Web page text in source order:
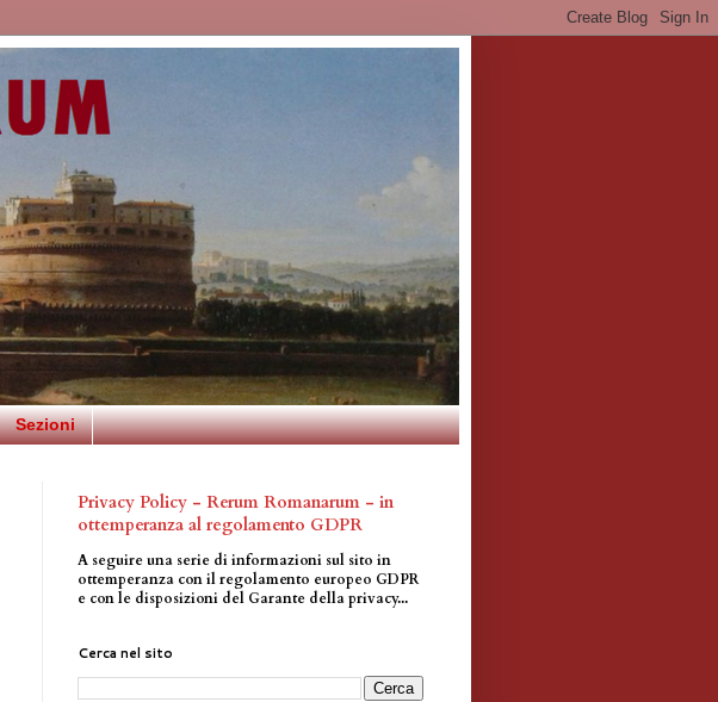
Sezioni
Privacy Policy - Rerum Romanarum - in
ottemperanza al regolamento GDPR
A seguire una serie di informazioni sul sito in
ottemperanza con il regolamento europeo GDPR
e con le disposizioni del Garante della privacy...
Cerca nel sito